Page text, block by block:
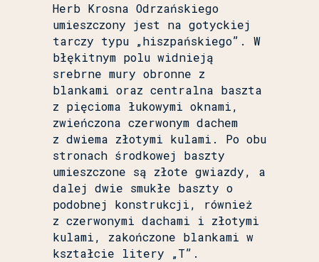
Herb Krosna Odrzańskiego
umieszczony jest na gotyckiej
tarczy typu „hiszpańskiego”. W
błękitnym polu widnieją
srebrne mury obronne z
blankami oraz centralna baszta
z pięcioma łukowymi oknami,
zwieńczona czerwonym dachem
z dwiema złotymi kulami. Po obu
stronach środkowej baszty
umieszczone są złote gwiazdy, a
dalej dwie smukłe baszty o
podobnej konstrukcji, również
z czerwonymi dachami i złotymi
kulami, zakończone blankami w
kształcie litery „T”.